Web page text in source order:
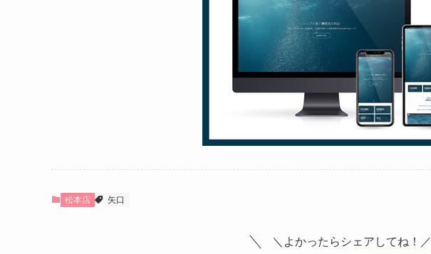
松本店 矢口
＼よかったらシェアしてね！／